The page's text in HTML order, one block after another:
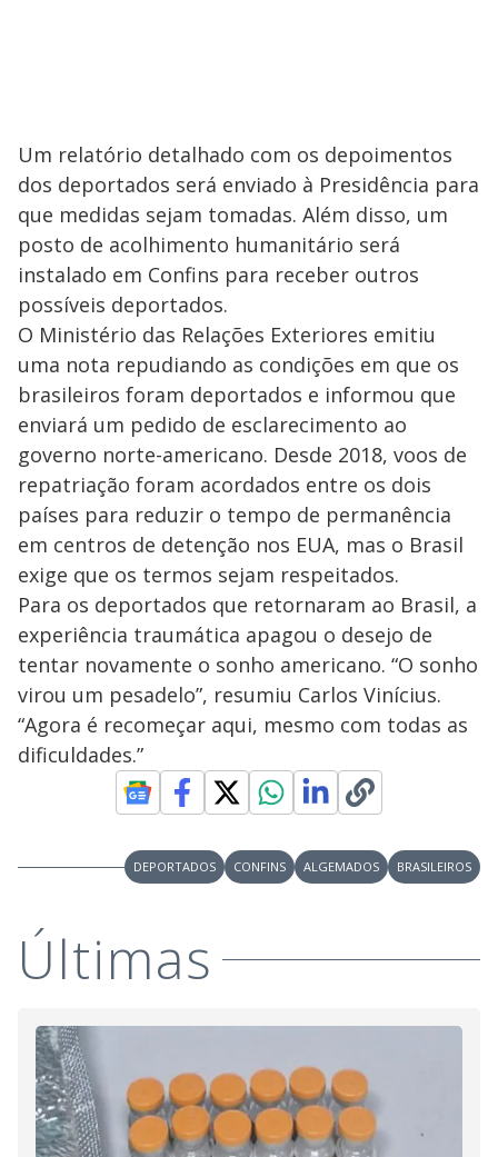
Um relatório detalhado com os depoimentos
dos deportados será enviado à Presidência para
que medidas sejam tomadas. Além disso, um
posto de acolhimento humanitário será
instalado em Confins para receber outros
possíveis deportados.
O Ministério das Relações Exteriores emitiu
uma nota repudiando as condições em que os
brasileiros foram deportados e informou que
enviará um pedido de esclarecimento ao
governo norte-americano. Desde 2018, voos de
repatriação foram acordados entre os dois
países para reduzir o tempo de permanência
em centros de detenção nos EUA, mas o Brasil
exige que os termos sejam respeitados.
Para os deportados que retornaram ao Brasil, a
experiência traumática apagou o desejo de
tentar novamente o sonho americano. “O sonho
virou um pesadelo”, resumiu Carlos Vinícius.
“Agora é recomeçar aqui, mesmo com todas as
dificuldades.”
DEPORTADOS CONFINS ALGEMADOS BRASILEIROS
Últimas